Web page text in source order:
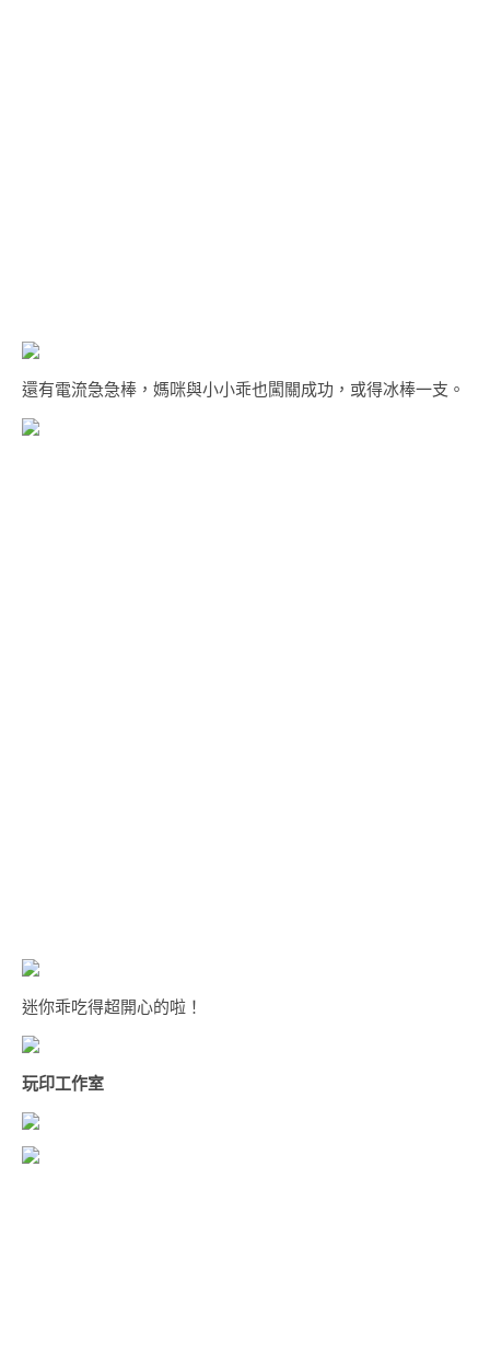
還有電流急急棒，媽咪與小小乖也闖關成功，或得冰棒一支。
迷你乖吃得超開心的啦！
玩印工作室